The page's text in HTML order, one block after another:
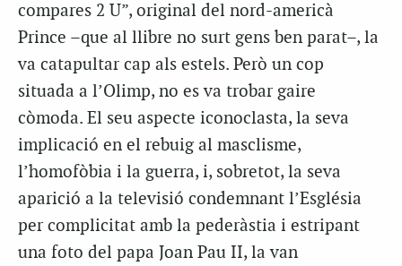
compares 2 U”, original del nord-americà
Prince –que al llibre no surt gens ben parat–, la
va catapultar cap als estels. Però un cop
situada a l’Olimp, no es va trobar gaire
còmoda. El seu aspecte iconoclasta, la seva
implicació en el rebuig al masclisme,
l’homofòbia i la guerra, i, sobretot, la seva
aparició a la televisió condemnant l’Església
per complicitat amb la pederàstia i estripant
una foto del papa Joan Pau II, la van